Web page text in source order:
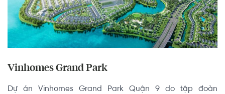
Vinhomes Grand Park
Dự án Vinhomes Grand Park Quận 9 do tập đoàn